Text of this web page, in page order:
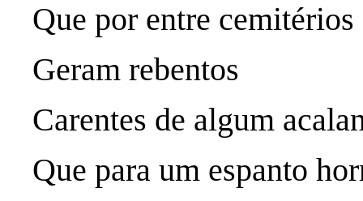
Que por entre
Geram rebentos
Carentes de algum
Que para um espanto